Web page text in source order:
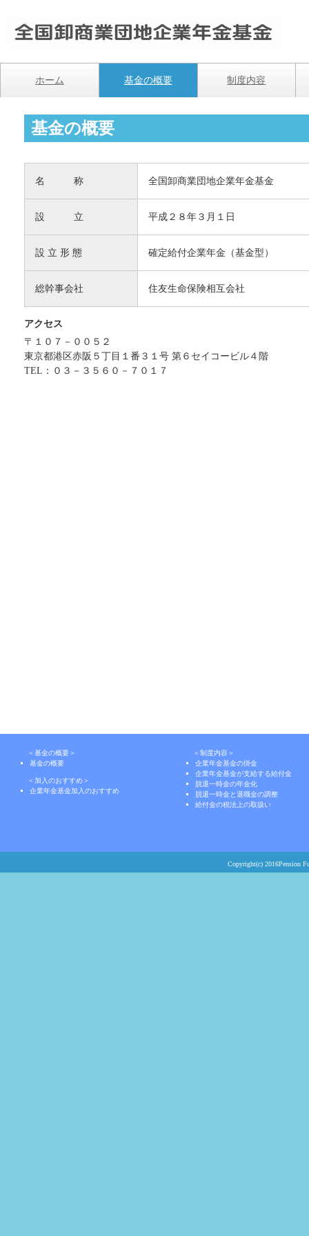
基金の概要
名 称 全国卸商業団地企業年金基金
設 立 平成２８年３月１日
設 立 形 態 確定給付企業年金（基金型）
総幹事会社 住友生命保険相互会社
アクセス
〒１０７－００５２
東京都港区赤阪５丁目１番３１号 第６セイコービル４階
TEL：０３－３５６０－７０１７